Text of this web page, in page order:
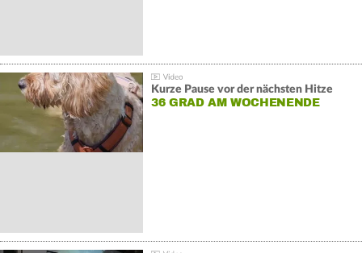
Kurze Pause vor der nächsten Hitze
36 GRAD AM WOCHENENDE